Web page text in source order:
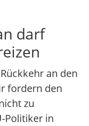
darf
an den
fordern den
zu
Politiker in